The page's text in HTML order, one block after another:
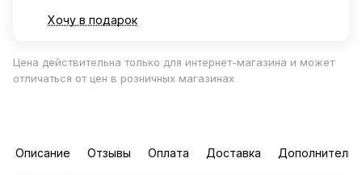
Хочу в подарок
Цена действительна только для интернет-магазина и может
отличаться от цен в розничных магазинах
Описание Отзывы Оплата Доставка